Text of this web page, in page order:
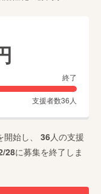
終了
支援者数36 人
開始し、 36人の支援
28に募集を終了しま